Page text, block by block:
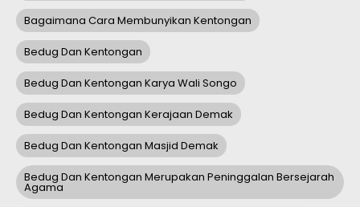
Bagaimana Cara Membunyikan Kentongan
Bedug Dan Kentongan
Bedug Dan Kentongan Karya Wali Songo
Bedug Dan Kentongan Kerajaan Demak
Bedug Dan Kentongan Masjid Demak
Bedug Dan Kentongan Merupakan Peninggalan Bersejarah
Agama